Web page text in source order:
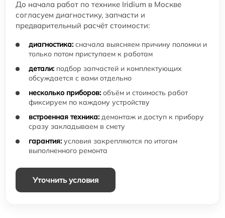
До начала работ по технике Iridium в Москве
согласуем диагностику, запчасти и
предварительный расчёт стоимости:
диагностика: сначала выясняем причину поломки и
только потом приступаем к работам
детали: подбор запчастей и комплектующих
обсуждается с вами отдельно
несколько приборов: объём и стоимость работ
фиксируем по каждому устройству
встроенная техника: демонтаж и доступ к прибору
сразу закладываем в смету
гарантия: условия закрепляются по итогам
выполненного ремонта
Уточнить условия